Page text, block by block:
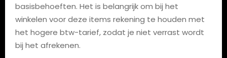
basisbehoeften. Het is belangrijk om bij het
winkelen voor deze items rekening te houden met
het hogere btw-tarief, zodat je niet verrast wordt
bij het afrekenen.